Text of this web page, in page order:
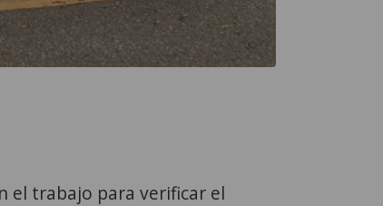
el trabajo para verificar el